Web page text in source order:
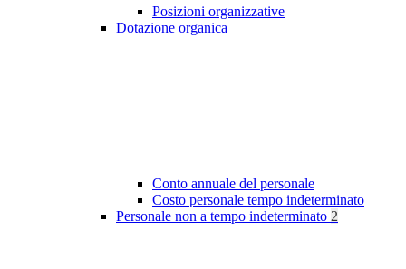
Posizioni organizzative
Dotazione organica
Conto annuale del personale
Costo personale tempo indeterminato
Personale non a tempo indeterminato 2